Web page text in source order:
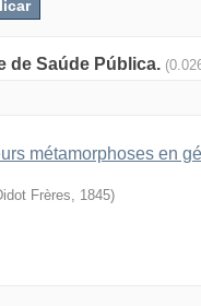
de Saúde Pública.
métamorphoses en
Frères 1845)